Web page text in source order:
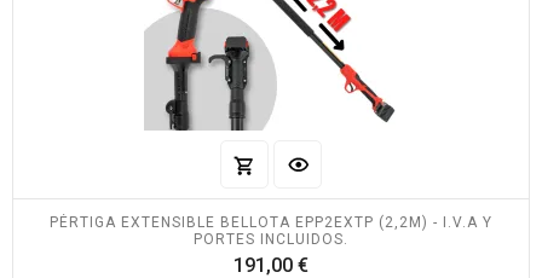
PÉRTIGA EXTENSIBLE BELLOTA EPP2EXTP (2,2M) - I.V.A Y
PORTES INCLUIDOS.
191,00 €Precio